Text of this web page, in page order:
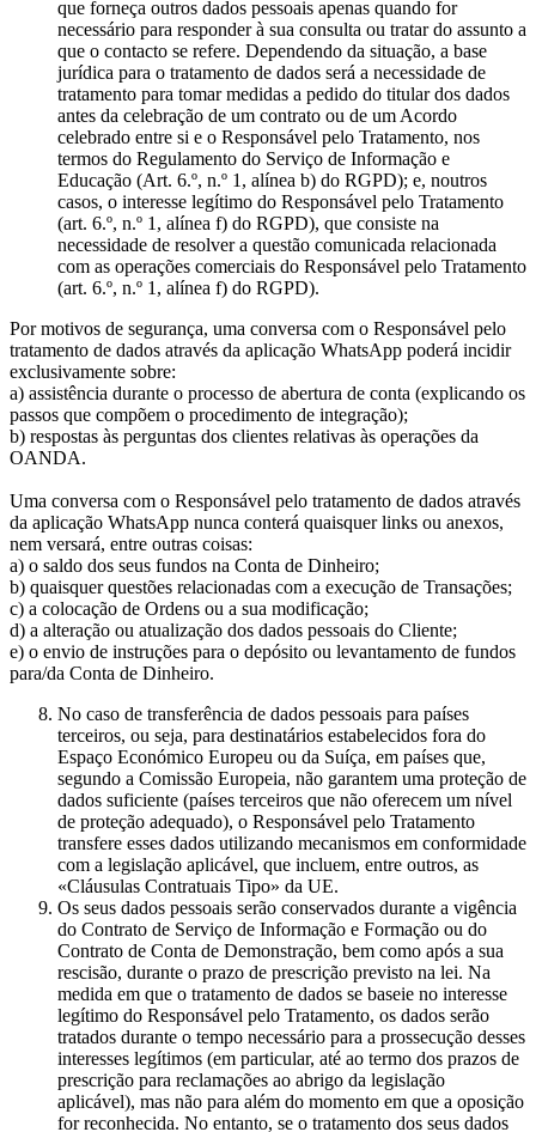
que forneça outros dados pessoais apenas quando for
necessário para responder à sua consulta ou tratar do assunto a
que o contacto se refere. Dependendo da situação, a base
jurídica para o tratamento de dados será a necessidade de
tratamento para tomar medidas a pedido do titular dos dados
antes da celebração de um contrato ou de um Acordo
celebrado entre si e o Responsável pelo Tratamento, nos
termos do Regulamento do Serviço de Informação e
Educação (Art. 6.º, n.º 1, alínea b) do RGPD); e, noutros
casos, o interesse legítimo do Responsável pelo Tratamento
(art. 6.º, n.º 1, alínea f) do RGPD), que consiste na
necessidade de resolver a questão comunicada relacionada
com as operações comerciais do Responsável pelo Tratamento
(art. 6.º, n.º 1, alínea f) do RGPD).
Por motivos de segurança, uma conversa com o Responsável pelo
tratamento de dados através da aplicação WhatsApp poderá incidir
exclusivamente sobre:
a) assistência durante o processo de abertura de conta (explicando os
passos que compõem o procedimento de integração);
b) respostas às perguntas dos clientes relativas às operações da
OANDA.
Uma conversa com o Responsável pelo tratamento de dados através
da aplicação WhatsApp nunca conterá quaisquer links ou anexos,
nem versará, entre outras coisas:
a) o saldo dos seus fundos na Conta de Dinheiro;
b) quaisquer questões relacionadas com a execução de Transações;
c) a colocação de Ordens ou a sua modificação;
d) a alteração ou atualização dos dados pessoais do Cliente;
e) o envio de instruções para o depósito ou levantamento de fundos
para/da Conta de Dinheiro.
No caso de transferência de dados pessoais para países
terceiros, ou seja, para destinatários estabelecidos fora do
Espaço Económico Europeu ou da Suíça, em países que,
segundo a Comissão Europeia, não garantem uma proteção de
dados suficiente (países terceiros que não oferecem um nível
de proteção adequado), o Responsável pelo Tratamento
transfere esses dados utilizando mecanismos em conformidade
com a legislação aplicável, que incluem, entre outros, as
«Cláusulas Contratuais Tipo» da UE.
Os seus dados pessoais serão conservados durante a vigência
do Contrato de Serviço de Informação e Formação ou do
Contrato de Conta de Demonstração, bem como após a sua
rescisão, durante o prazo de prescrição previsto na lei. Na
medida em que o tratamento de dados se baseie no interesse
legítimo do Responsável pelo Tratamento, os dados serão
tratados durante o tempo necessário para a prossecução desses
interesses legítimos (em particular, até ao termo dos prazos de
prescrição para reclamações ao abrigo da legislação
aplicável), mas não para além do momento em que a oposição
for reconhecida. No entanto, se o tratamento dos seus dados